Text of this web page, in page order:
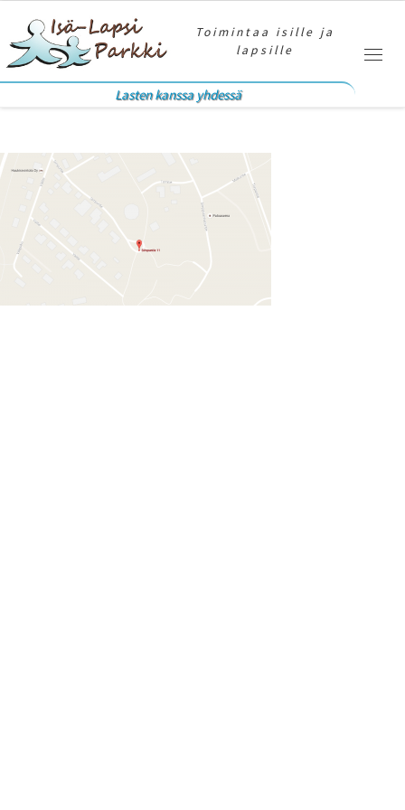
Skip to content
Toimintaa isille ja
lapsille
Lasten kanssa yhdessä